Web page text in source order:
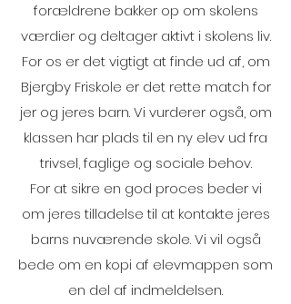
forældrene bakker op om skolens
værdier og deltager aktivt i skolens liv.
For os er det vigtigt at finde ud af, om
Bjergby Friskole er det rette match for
jer og jeres barn. Vi vurderer også, om
klassen har plads til en ny elev ud fra
trivsel, faglige og sociale behov.
For at sikre en god proces beder vi
om jeres tilladelse til at kontakte jeres
barns nuværende skole. Vi vil også
bede om en kopi af elevmappen som
en del af indmeldelsen.